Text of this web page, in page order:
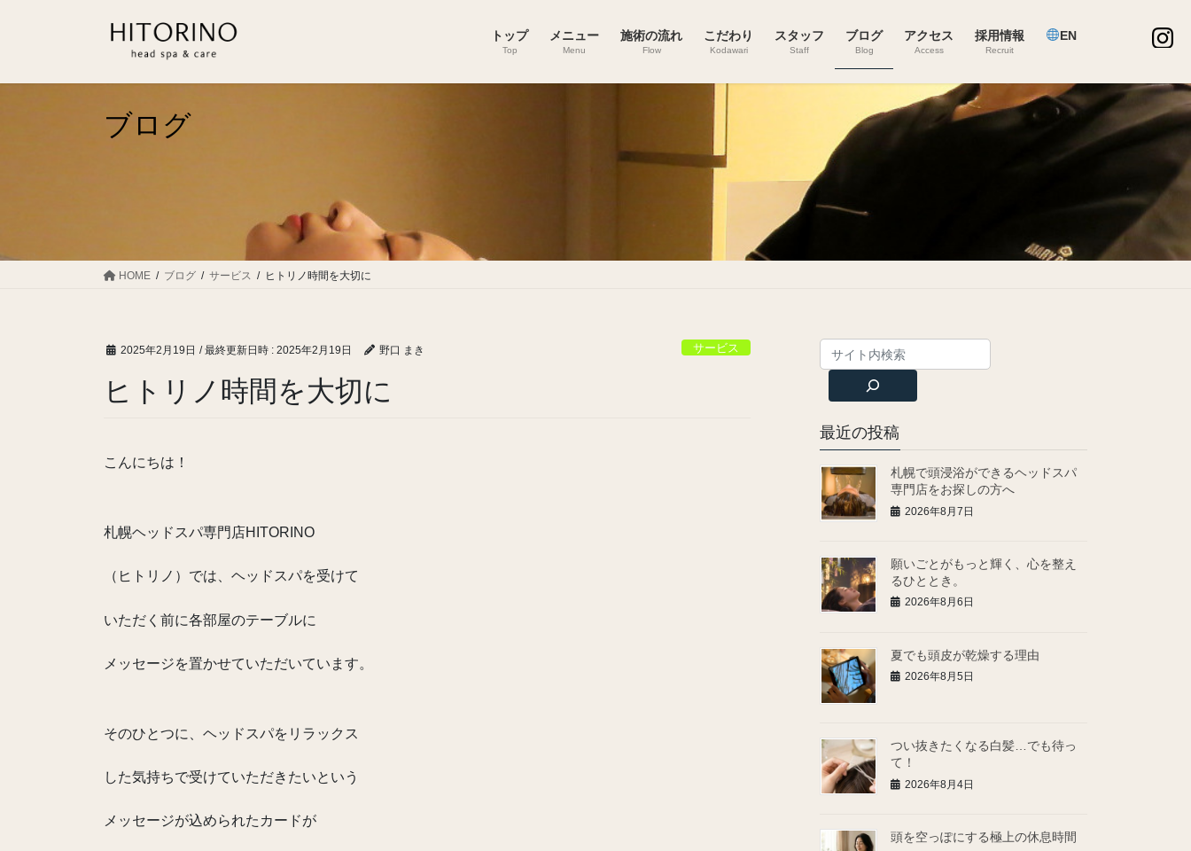
トップ
Top
メニュー
Menu
施術の流れ
Flow
こだわり
Kodawari
スタッフ
Staff
ブログ
Blog
アクセス
Access
採用情報
Recruit
EN
ブログ
HOME ブログ サービス ヒトリノ時間を大切に
2025年2月19日 / 最終更新日時 : 2025年2月19日 野口 まき サービス
ヒトリノ時間を大切に
こんにちは！
札幌ヘッドスパ専門店HITORINO
（ヒトリノ）では、ヘッドスパを受けて
いただく前に各部屋のテーブルに
メッセージを置かせていただいています。
そのひとつに、ヘッドスパをリラックス
した気持ちで受けていただきたいという
メッセージが込められたカードが
最近の投稿
札幌で頭浸浴ができるヘッドスパ
専門店をお探しの方へ
2026年8月7日
願いごとがもっと輝く、心を整え
るひととき。
2026年8月6日
夏でも頭皮が乾燥する理由
2026年8月5日
つい抜きたくなる白髪…でも待っ
て！
2026年8月4日
頭を空っぽにする極上の休息時間